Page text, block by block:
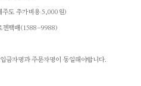
주도 추가비용 5,000원)
젠택배(1588-9988)
금자명과 주문자명이 동일해야합니다.